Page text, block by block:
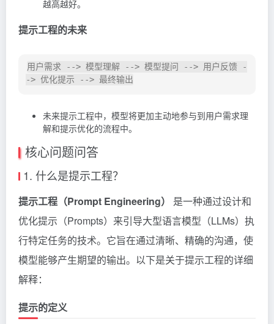
越高越好。
提示工程的未来
用户需求 --> 模型理解 --> 模型提问 --> 用户反馈 -
未来提示工程中，模型将更加主动地参与到用户需求理
解和提示优化的流程中。
核心问题问答
1. 什么是提示工程？
提示工程（Prompt Engineering）
是一种通过设计和
优化提示（Prompts）来引导大型语言模型（LLMs）执
行特定任务的技术。它旨在通过清晰、精确的沟通，使
模型能够产生期望的输出。以下是关于提示工程的详细
解释：
提示的定义